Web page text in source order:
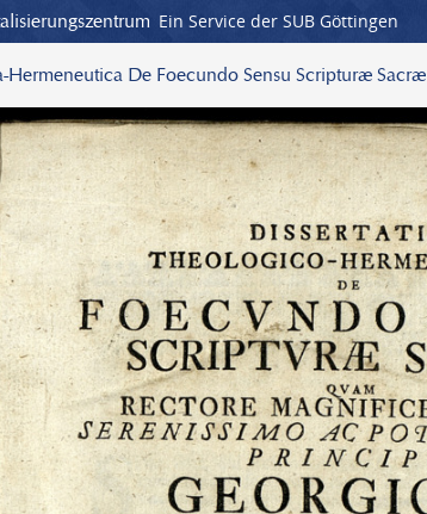
Ein Service der SUB Göttingen
Hermeneutica De Foecundo Sensu Scripturæ Sacræ